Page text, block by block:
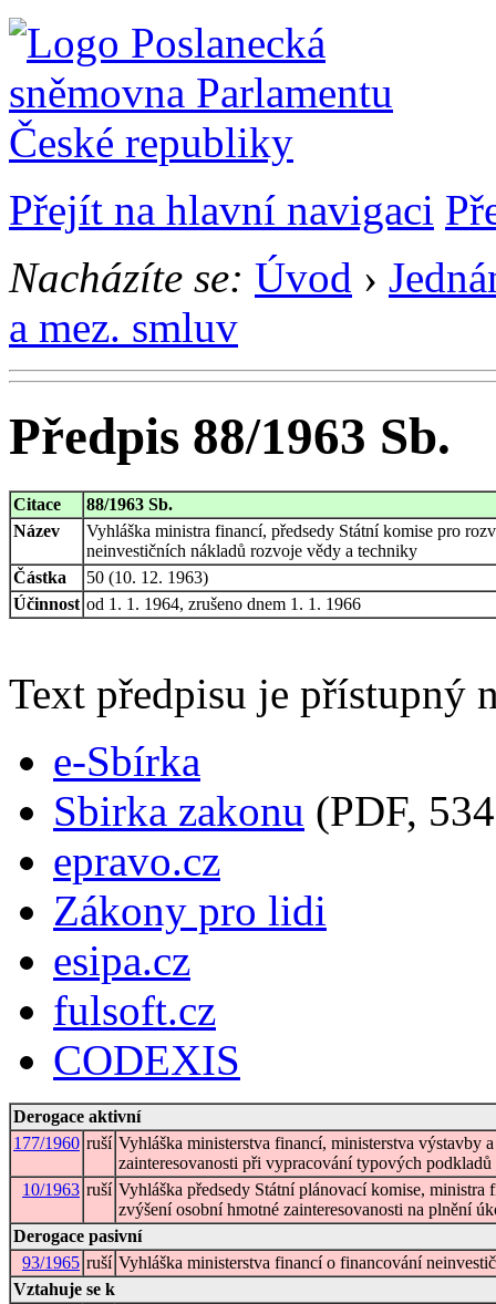
Přejít na hlavní navigaci
Nacházíte se: Úvod ›
a mez. smluv
Předpis 88/1963 Sb.
Citace
88/1963 Sb.
Název
Vyhláška ministra financí, předsedy Státní komise pro
neinvestičních nákladů rozvoje vědy a techniky
Částka
50 (10. 12. 1963)
Účinnost od 1. 1. 1964, zrušeno dnem 1. 1. 1966
Text předpisu je přístupný
e-Sbírka
Sbirka zakonu (PDF,
epravo.cz
Zákony pro lidi
esipa.cz
fulsoft.cz
CODEXIS
Derogace aktivní
177/1960 ruší Vyhláška ministerstva financí, ministerstva výstavby
zainteresovanosti při vypracování typových podkladů
10/1963 ruší Vyhláška předsedy Státní plánovací komise,
zvýšení osobní hmotné zainteresovanosti na plnění
Derogace pasivní
93/1965 ruší Vyhláška ministerstva financí o financování
Vztahuje se k